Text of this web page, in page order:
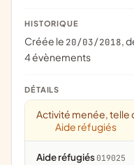
HISTORIQUE
Créée le 20/03/2018,
4 évènements
DÉTAILS
Activité menée, telle
Aide réfugiés
Aide réfugiés 019025